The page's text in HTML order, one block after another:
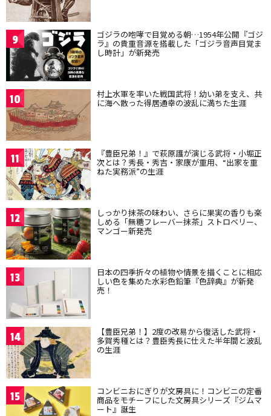
9 ゴジラの咆哮で目覚める朝…1954年公開『ゴジ
ラ』の貴重音源を搭載した「ゴジラ音声目覚ま
し時計」が新発売
10 村上水軍を率いた戦国武将！幼い弟を支え、共
に海へ散った得居通幸の波乱に満ちた生涯
11 『豊臣兄弟！』で萩原護が演じる武将・小堀正
次とは？秀長・秀吉・家康が重用、“出家を重
ねた実務派”の生涯
12 しっかり抹茶の味わい、さらに果実の香りも楽
しめる「無糖フレーバー抹茶」ストロベリー、
マンゴー新発売
13 日本の四季折々の植物や情景を描くことに相応
しい色を集めた水彩色鉛筆『色辞典』が新発
売！
14 【豊臣兄弟！】2度の改易から復活した武将・
多賀秀種とは？豊臣秀長に仕えた半年間と波乱
の生涯
15 コンビニおにぎりが文房具に！コンビニの定番
商品をモチーフにした文房具シリーズ『ジムマ
ート』誕生